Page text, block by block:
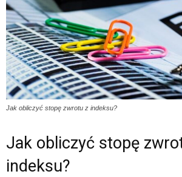
Jak obliczyć stopę zwrotu z indeksu?
Jak obliczyć stopę
indeksu?